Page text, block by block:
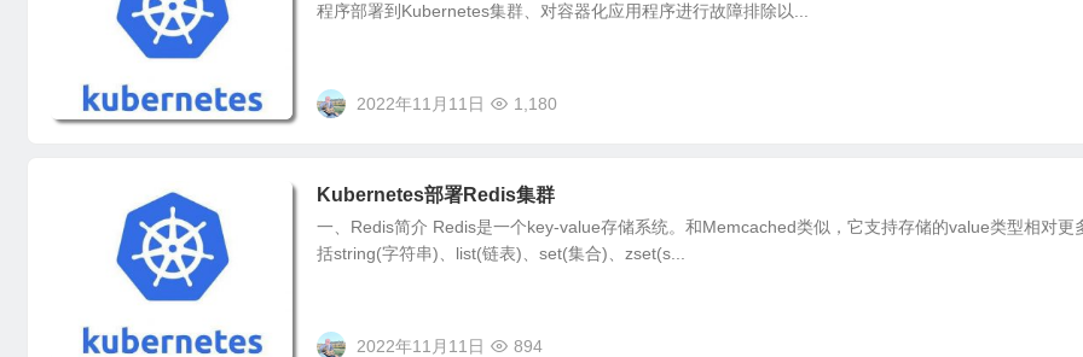
程序部署到Kubernetes集群、对容器化应用程序进行故障排除以...
2022年11月11日 1,180
Kubernetes部署Redis集群
一、Redis简介 Redis是一个key-value存储系统。和Memcached类似，它支持存储的value类型相对更
括string(字符串)、list(链表)、set(集合)、zset(s...
2022年11月11日 894